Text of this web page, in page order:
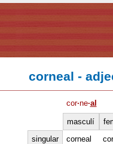
corneal -
cor·ne·al
masculí
singular
corneal